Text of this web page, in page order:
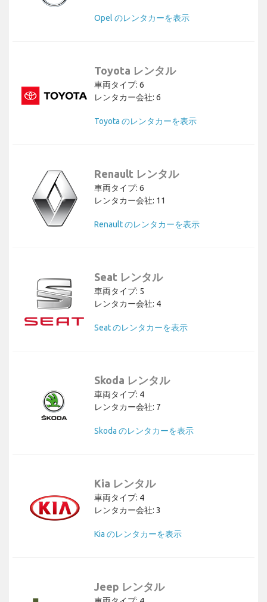
Opel のレンタカーを表示
Toyota レンタル
車両タイプ: 6
レンタカー会社: 6
Toyota のレンタカーを表示
Renault レンタル
車両タイプ: 6
レンタカー会社: 11
Renault のレンタカーを表示
Seat レンタル
車両タイプ: 5
レンタカー会社: 4
Seat のレンタカーを表示
Skoda レンタル
車両タイプ: 4
レンタカー会社: 7
Skoda のレンタカーを表示
Kia レンタル
車両タイプ: 4
レンタカー会社: 3
Kia のレンタカーを表示
Jeep レンタル